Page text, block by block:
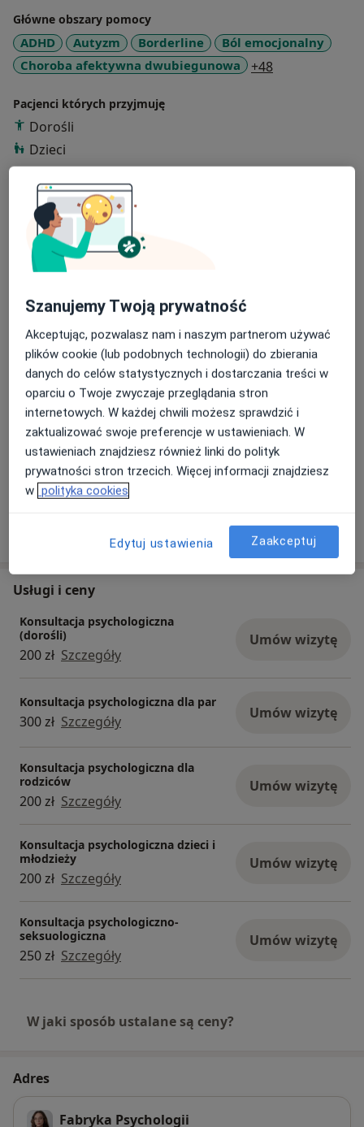
Główne obszary pomocy
ADHD Autyzm Borderline
Ból emocjonalny
Choroba afektywna dwubiegunowa
+48
Pacjenci których przyjmuję
Dorośli
Dzieci
Rodzaje konsultacji
StacjonarneZobacz lokalizacje (1)
Zdjęcia i filmy
Zobacz galerię (4)
Płatność online akceptowana
Oszczędź swój czas przed wizytą.
o doświadczeniu
Usługi i ceny
Konsultacja psychologiczna
(dorośli)
200 zł Szczegóły
Umów wizytę
Konsultacja psychologiczna dla par
300 zł Szczegóły Umów wizytę
Konsultacja psychologiczna dla
rodziców
200 zł Szczegóły
Umów wizytę
Konsultacja psychologiczna dzieci i
młodzieży
200 zł Szczegóły
Umów wizytę
Konsultacja psychologiczno-
seksuologiczna
250 zł Szczegóły
Umów wizytę
W jaki sposób ustalane są ceny?
Adres
Fabryka Psychologii
Szanujemy Twoją prywatność
Akceptując, pozwalasz nam i naszym partnerom używać
plików cookie (lub podobnych technologii) do zbierania
danych do celów statystycznych i dostarczania treści w
oparciu o Twoje zwyczaje przeglądania stron
internetowych. W każdej chwili możesz sprawdzić i
zaktualizować swoje preferencje w ustawieniach. W
ustawieniach znajdziesz również linki do polityk
prywatności stron trzecich. Więcej informacji znajdziesz
w polityka cookies
Edytuj ustawienia Zaakceptuj